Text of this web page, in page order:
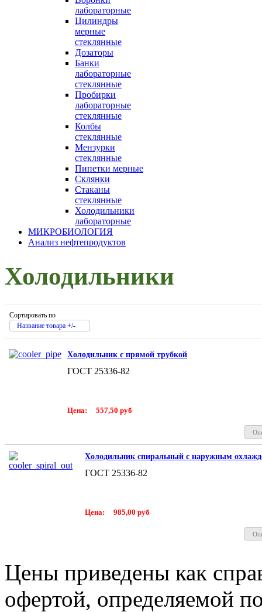
лабораторные
Цилиндры
мерные
стеклянные
Дозаторы
Банки
лабораторные
стеклянные
Пробирки
лабораторные
стеклянные
Колбы
стеклянные
Мензурки
стеклянные
Пипетки мерные
Склянки
Стаканы
стеклянные
Холодильники
лабораторные
МИКРОБИОЛОГИЯ
Анализ нефтепродуктов
Холодильники
Сортировать по
Название товара +/-
Холодильник с прямой трубкой
ГОСТ 25336-82
Цена: 557,50 руб
Холодильник спиральный с наружным
ГОСТ 25336-82
Цена: 985,00 руб
Цены приведены как
офертой, определяемой